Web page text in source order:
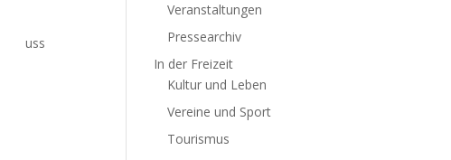
uss
Veranstaltungen
Pressearchiv
In der Freizeit
Kultur und Leben
Vereine und Sport
Tourismus